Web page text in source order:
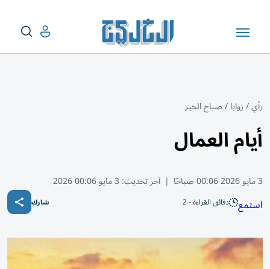
رأي/زوايا/صباح الخير
أيام العمال
3 مايو 2026 00:06 صباحًا | آخر تحديث: 3 مايو 00:06 2026
استمع دقائق القراءة - 2 شارك